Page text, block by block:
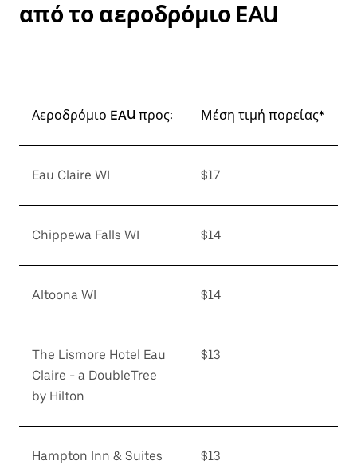
από το αεροδρόμιο EAU
Αεροδρόμιο EAU προς: Μέση τιμή πορείας*
Eau Claire WI $17
Chippewa Falls WI $14
Altoona WI $14
The Lismore Hotel Eau
Claire - a DoubleTree
by Hilton
$13
Hampton Inn & Suites $13